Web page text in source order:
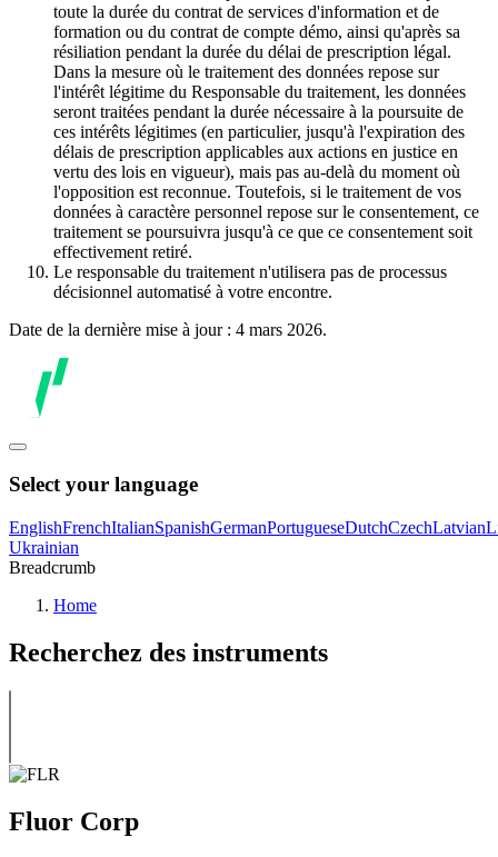
toute la durée du contrat de services d'information et de
formation ou du contrat de compte démo, ainsi qu'après sa
résiliation pendant la durée du délai de prescription légal.
Dans la mesure où le traitement des données repose sur
l'intérêt légitime du Responsable du traitement, les données
seront traitées pendant la durée nécessaire à la poursuite de
ces intérêts légitimes (en particulier, jusqu'à l'expiration des
délais de prescription applicables aux actions en justice en
vertu des lois en vigueur), mais pas au-delà du moment où
l'opposition est reconnue. Toutefois, si le traitement de vos
données à caractère personnel repose sur le consentement, ce
traitement se poursuivra jusqu'à ce que ce consentement soit
effectivement retiré.
Le responsable du traitement n'utilisera pas de processus
décisionnel automatisé à votre encontre.
Date de la dernière mise à jour : 4 mars 2026.
Select your language
EnglishFrenchItalianSpanishGermanPortugueseDutchCzechLatvian
Ukrainian
Breadcrumb
Home
Recherchez des instruments
Fluor Corp